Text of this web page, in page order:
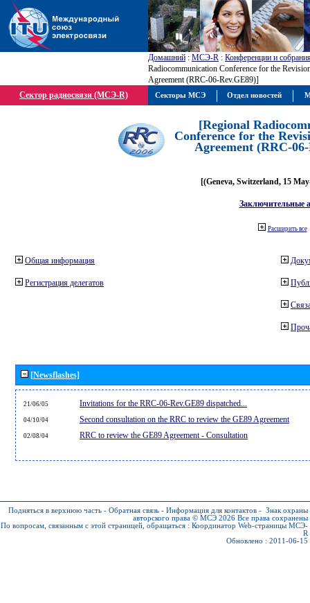
Домашний : МСЭ-R : Конференции и
Radiocommunication Conference for the
Agreement (RRC-06-Rev.GE89)]
Сектор радиосвязи (МСЭ-R)
[Regional
Conference for the
Agreement (RRC-
[(Geneva, Switzerland, 15
Заключительные
Расширить все
Общая информация
Регистрация делегатов
[Newsflashes]
21/06/05 Invitations for the RRC-06-Rev.GE89 dispatched...
04/10/04 Second consultation on the RRC to review the GE89 Agreement
02/08/04 RRC to review the GE89 Agreement - Consultation
Подняться в верхнюю часть - Обратная связь - Информация для контактов - Знак охраны
авторского права © МСЭ 2026 Все права сохранены
По вопросам, связанным с этой страницей, обращаться : Координатор Web-страницы МСЭ-
R
Обновлено : 2011-06-15
Секторы МСЭ Отдел новостей